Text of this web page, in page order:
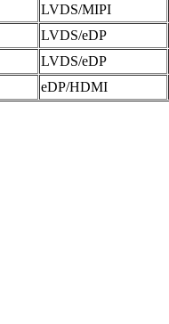
LVDS/MIPI
LVDS/eDP
LVDS/eDP
eDP/HDMI